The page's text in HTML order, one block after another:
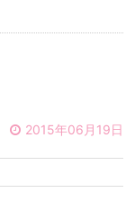
2015年06月19日